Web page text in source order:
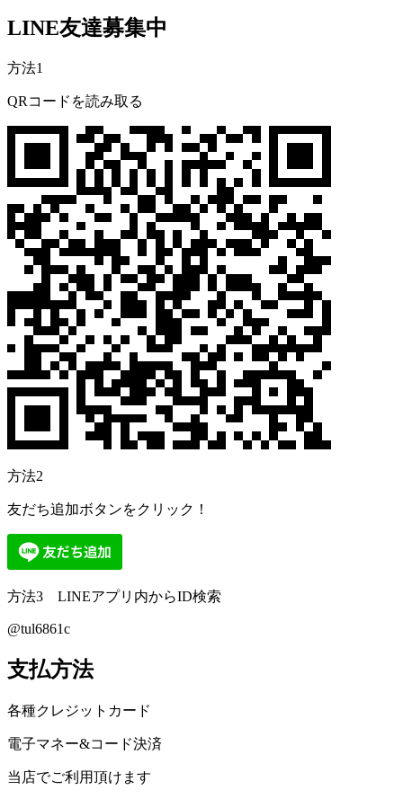
LINE友達募集中
方法1
QRコードを読み取る
方法2
友だち追加ボタンをクリック！
方法3 LINEアプリ内からID検索
@tul6861c
支払方法
各種クレジットカード
電子マネー&コード決済
当店でご利用頂けます